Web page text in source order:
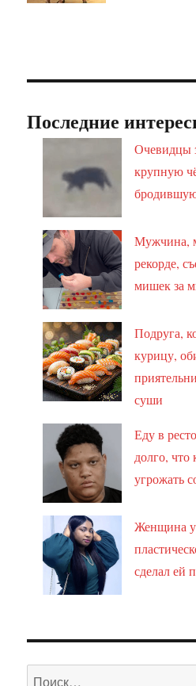
Последние
Очевидцы
крупную
Мужчина,
рекорде,
мишек за
Подруга,
курицу,
суши
Еду в
долго, что
угрожать
Женщина
сделал ей
Искать: